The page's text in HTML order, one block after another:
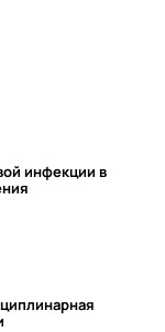
инфекции в